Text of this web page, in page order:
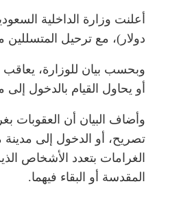
دولار)، مع ترحيل المتسللين
أو يحاول القيام بالدخول إلى
الغرامات بتعدد الأشخاص
المقدسة أو البقاء فيهما.